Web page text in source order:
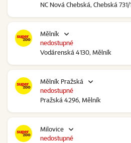
NC Nová Chebská, Chebská
Mělník
Vodárenská 4130, Mělník
nedostupné
Mělník Pražská
Pražská 4296, Mělník
nedostupné
Milovice
nedostupné